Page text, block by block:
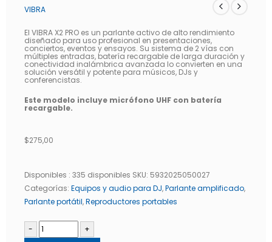
VIBRA
El VIBRA X2 PRO es un parlante activo de alto rendimiento
diseñado para uso profesional en presentaciones,
conciertos, eventos y ensayos. Su sistema de 2 vías con
múltiples entradas, batería recargable de larga duración y
conectividad inalámbrica avanzada lo convierten en una
solución versátil y potente para músicos, DJs y
conferencistas.
Este modelo incluye micrófono UHF con batería
recargable.
$275,00
Disponibles : 335 disponibles SKU: 5932025050027
Categorías: Equipos y audio para DJ,Parlante amplificado,
Parlante portátil,Reproductores portables
-
+